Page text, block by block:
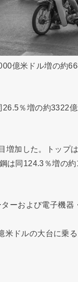
億米ドル増の約
％増の約3322
増加した。トップ
は同124.3％増の約
ーおよび電子機器
ドルの大台に乗る